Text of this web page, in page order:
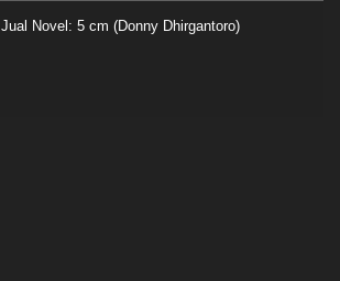
Jual Novel: 5 cm (Donny Dhirgantoro)